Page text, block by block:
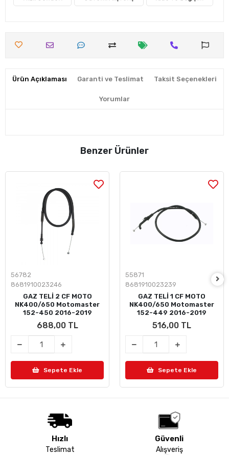
Ürün Açıklaması Garanti ve Teslimat Taksit Seçenekleri
Yorumlar
Benzer Ürünler
56782
8681910023246
GAZ TELİ 2 CF MOTO
NK400/650 Motomaster
152-450 2016-2019
688,00 TL
Sepete Ekle
55871
8681910023239
GAZ TELİ 1 CF MOTO
NK400/650 Motomaster
152-449 2016-2019
516,00 TL
Sepete Ekle
Hızlı
Teslimat
Güvenli
Alışveriş